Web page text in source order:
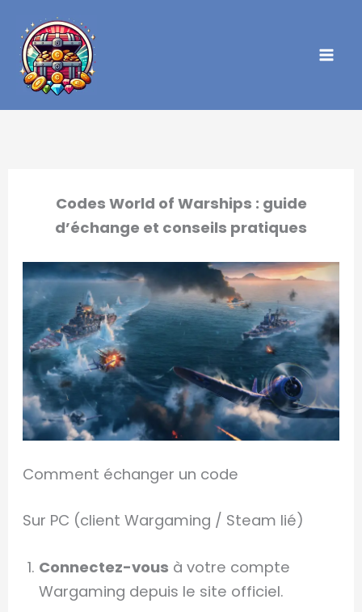
contenu
Codes World of Warships : guide
d’échange et conseils pratiques
Comment échanger un code
Sur PC (client Wargaming / Steam lié)
Connectez-vous à votre compte
Wargaming depuis le site officiel.